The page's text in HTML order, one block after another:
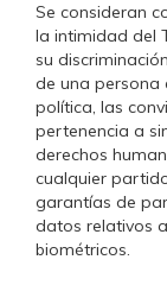
Se consideran
la intimidad del
su
de una persona
política, las
pertenencia a
derechos
cualquier
garantías de
datos relativos
biométricos.